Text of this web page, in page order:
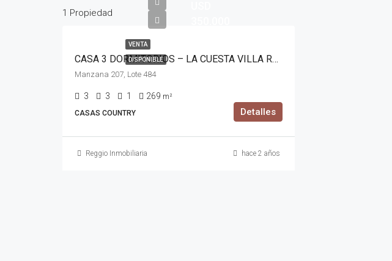
1 Propiedad
VENTA
DISPONIBLE CASA 3 DORMITORIOS – LA CUESTA VILLA RESIDENCIAL – LA CALERA
Manzana 207, Lote 484
3 3 1 269 m²
CASAS COUNTRY
Detalles
Reggio Inmobiliaria hace 2 años